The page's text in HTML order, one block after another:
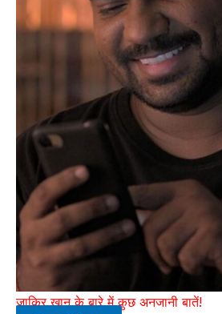
जाकिर खान के बारे में कुछ अनजानी बातें!